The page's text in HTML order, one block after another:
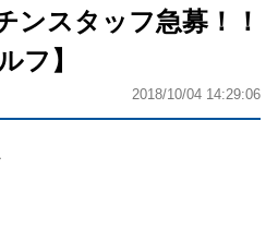
スタッフ急募！！
フ】
2018/10/04 14:29:06